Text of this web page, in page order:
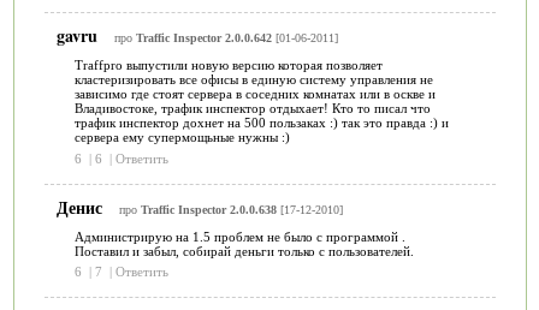
gavru про Traffic Inspector 2.0.0.642[01-06-2011]
Traffpro выпустили новую версию которая позволяет
кластеризировать все офисы в единую систему управления не
зависимо где стоят сервера в соседних комнатах или в оскве и
Владивостоке, трафик инспектор отдыхает! Кто то писал что
трафик инспектор дохнет на 500 пользаках :) так это правда :) и
сервера ему супермощьные нужны :)
6
| 6 | Ответить
Денис про Traffic Inspector 2.0.0.638[17-12-2010]
Администрирую на 1.5 проблем не было с программой .
Поставил и забыл, собирай деньги только с пользователей.
6
| 7 | Ответить